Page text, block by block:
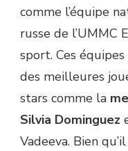
comme l’équipe
russe de l’UMMC
sport. Ces
des meilleures
stars comme la
Silvia Dominguez
Vadeeva. Bien